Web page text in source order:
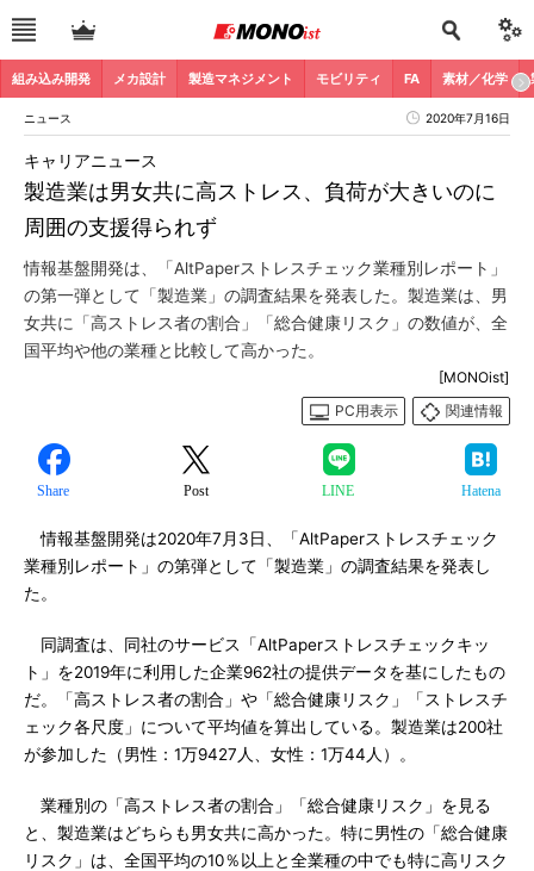
組み込み開発 メカ設計 製造マネジメント モビリティ FA 素材／化学
ニュース 2020年7月16日
製造業は男女共に高ストレス、負荷が大きいのに
周囲の支援得られず
キャリアニュース
情報基盤開発は、「AltPaperストレスチェック業種別レポート」
の第一弾として「製造業」の調査結果を発表した。製造業は、男
女共に「高ストレス者の割合」「総合健康リスク」の数値が、全
国平均や他の業種と比較して高かった。
[MONOist]
PC用表示
関連情報
Share Post LINE Hatena
情報基盤開発は2020年7月3日、「AltPaperストレスチェック
業種別レポート」の第弾として「製造業」の調査結果を発表し
た。
同調査は、同社のサービス「AltPaperストレスチェックキッ
ト」を2019年に利用した企業962社の提供データを基にしたもの
だ。「高ストレス者の割合」や「総合健康リスク」「ストレスチ
ェック各尺度」について平均値を算出している。製造業は200社
が参加した（男性：1万9427人、女性：1万44人）。
業種別の「高ストレス者の割合」「総合健康リスク」を見る
と、製造業はどちらも男女共に高かった。特に男性の「総合健康
リスク」は、全国平均の10％以上と全業種の中でも特に高リスク